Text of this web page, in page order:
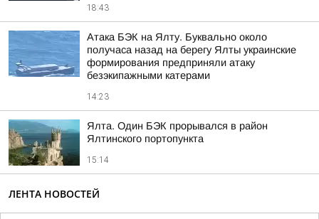
18:43
Атака БЭК на Ялту. Буквально около
получаса назад на берегу Ялты украинские
формирования предприняли атаку
безэкипажными катерами
14:23
Ялта. Один БЭК прорывался в район
Ялтинского портопункта
15:14
ЛЕНТА НОВОСТЕЙ